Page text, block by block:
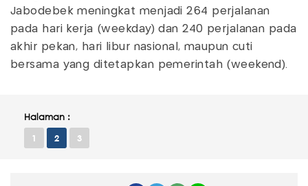
Jabodebek meningkat menjadi 264 perjalanan
pada hari kerja (weekday) dan 240 perjalanan pada
akhir pekan, hari libur nasional, maupun cuti
bersama yang ditetapkan pemerintah (weekend).
Halaman :
1 2 3